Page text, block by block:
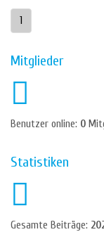
1
Mitglieder
Benutzer online: 0
Statistiken
Gesamte Beiträge: